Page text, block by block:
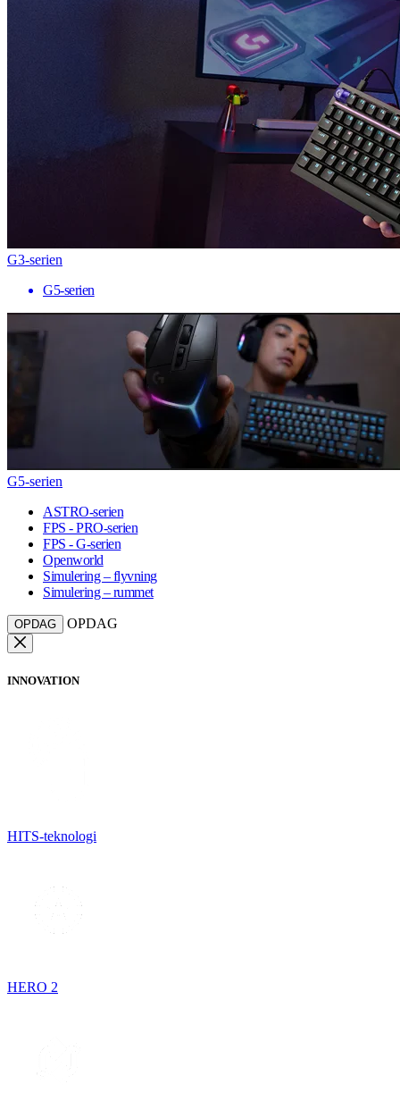
G3-serien
G5-serien
G5-serien
ASTRO-serien
FPS - PRO-serien
FPS - G-serien
Openworld
Simulering – flyvning
Simulering – rummet
OPDAG OPDAG
INNOVATION
HITS-teknologi
HERO 2